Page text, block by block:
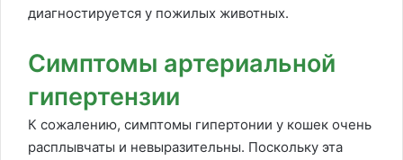
диагностируется у пожилых животных.
Симптомы артериальной
гипертензии
К сожалению, симптомы гипертонии у кошек очень
расплывчаты и невыразительны. Поскольку эта